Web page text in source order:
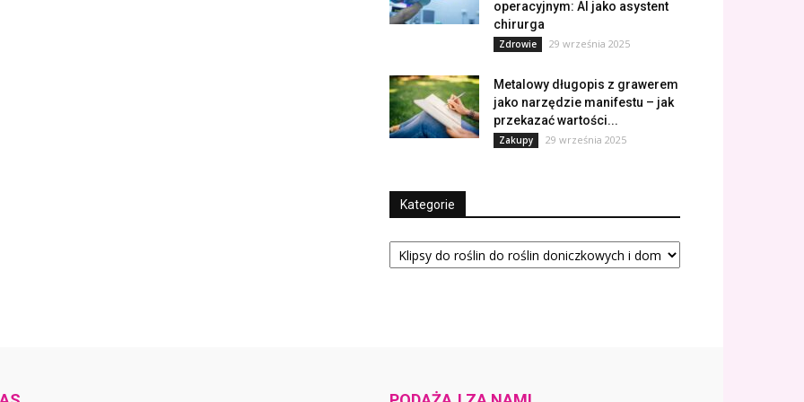
operacyjnym: AI jako asystent
chirurga
Zdrowie 29 września 2025
Metalowy długopis z grawerem
jako narzędzie manifestu – jak
przekazać wartości...
Zakupy 29 września 2025
Kategorie
Kategorie